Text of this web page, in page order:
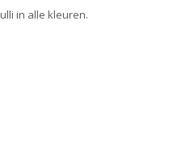
in alle kleuren.